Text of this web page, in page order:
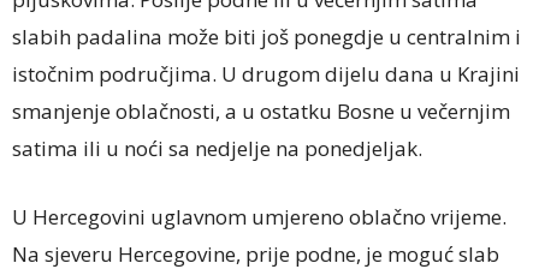
slabih padalina može biti još ponegdje u centralnim i
istočnim područjima. U drugom dijelu dana u Krajini
smanjenje oblačnosti, a u ostatku Bosne u večernjim
satima ili u noći sa nedjelje na ponedjeljak.
U Hercegovini uglavnom umjereno oblačno vrijeme.
Na sjeveru Hercegovine, prije podne, je moguć slab